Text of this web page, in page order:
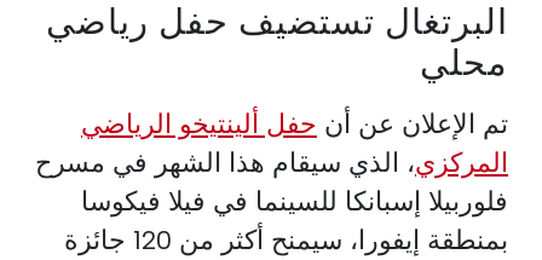
البرتغال تستضيف حفل رياضي
محلي
تم الإعلان عن أن حفل ألينتيخو الرياضي
المركزي، الذي سيقام هذا الشهر في مسرح
فلوربيلا إسبانكا للسينما في فيلا فيكوسا
بمنطقة إيفورا، سيمنح أكثر من 120 جائزة